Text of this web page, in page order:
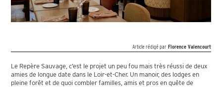
Article rédigé par Florence Valencourt
Le Repère Sauvage, c’est le projet un peu fou mais très réussi de deux
amies de longue date dans le Loir-et-Cher. Un manoir, des lodges en
pleine forêt et de quoi combler familles, amis et pros en quête de